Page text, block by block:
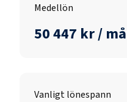
Medellön
50 447 kr /
Vanligt lönespann